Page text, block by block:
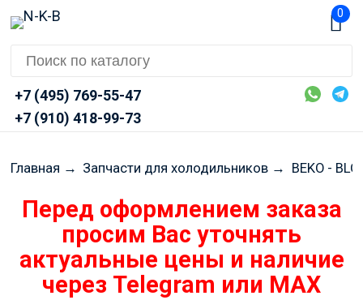
0
+7 (495) 769-55-47
+7 (910) 418-99-73
Главная → Запчасти для холодильников → BEKO -
Перед оформлением заказа
просим Вас уточнять
актуальные цены и наличие
через Telegram или MAX